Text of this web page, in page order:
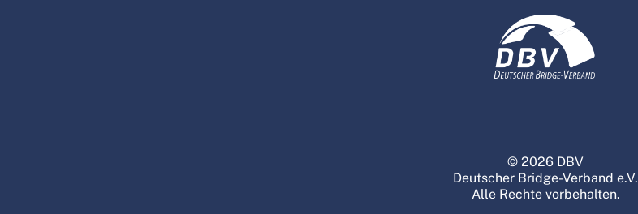
© 2026 DBV
Deutscher Bridge-Verband e.V.
Alle Rechte vorbehalten.